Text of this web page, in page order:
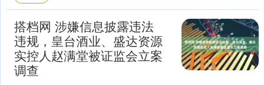
搭档网 涉嫌信息披露违法
违规，皇台酒业、盛达资源
实控人赵满堂被证监会立案
调查